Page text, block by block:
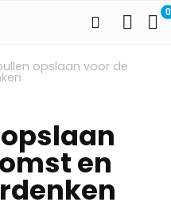
0
opslaan voor de
en